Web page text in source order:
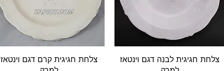
תצוגה מהירה
צלחת חגיגית לבנה דגם וינטאז
תצוגה מהירה
צלחת חגיגית קרם דגם וינטאז